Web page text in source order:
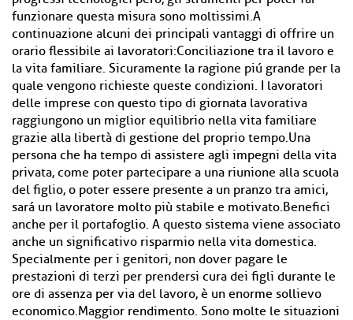
funzionare questa misura sono moltissimi.A
continuazione alcuni dei principali vantaggi di offrire un
orario flessibile ai lavoratori:Conciliazione tra il lavoro e
la vita familiare. Sicuramente la ragione piú grande per la
quale vengono richieste queste condizioni. I lavoratori
delle imprese con questo tipo di giornata lavorativa
raggiungono un miglior equilibrio nella vita familiare
grazie alla libertà di gestione del proprio tempo.Una
persona che ha tempo di assistere agli impegni della vita
privata, come poter partecipare a una riunione alla scuola
del figlio, o poter essere presente a un pranzo tra amici,
sará un lavoratore molto più stabile e motivato.Benefici
anche per il portafoglio. A questo sistema viene associato
anche un significativo risparmio nella vita domestica.
Specialmente per i genitori, non dover pagare le
prestazioni di terzi per prendersi cura dei figli durante le
ore di assenza per via del lavoro, è un enorme sollievo
economico.Maggior rendimento. Sono molte le situazioni